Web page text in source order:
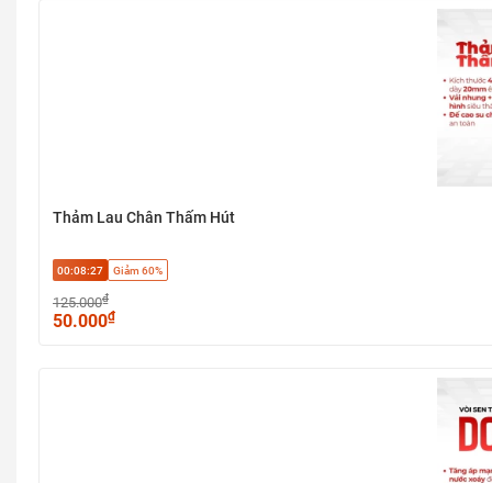
Thảm Lau Chân Thấm Hút
00:08:27 Giảm 60%
125.000₫
50.000₫